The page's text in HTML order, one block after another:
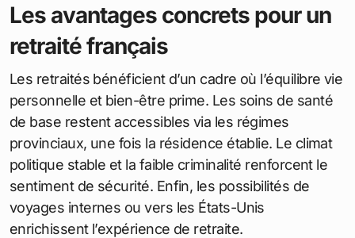
Les avantages concrets pour un
retraité français
Les retraités bénéficient d’un cadre où l’équilibre vie
personnelle et bien-être prime. Les soins de santé
de base restent accessibles via les régimes
provinciaux, une fois la résidence établie. Le climat
politique stable et la faible criminalité renforcent le
sentiment de sécurité. Enfin, les possibilités de
voyages internes ou vers les États-Unis
enrichissent l’expérience de retraite.